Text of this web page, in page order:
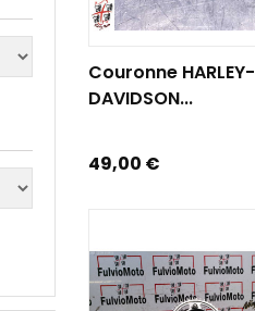
Couronne HARLEY-
DAVIDSON...
Prix
49,00 €